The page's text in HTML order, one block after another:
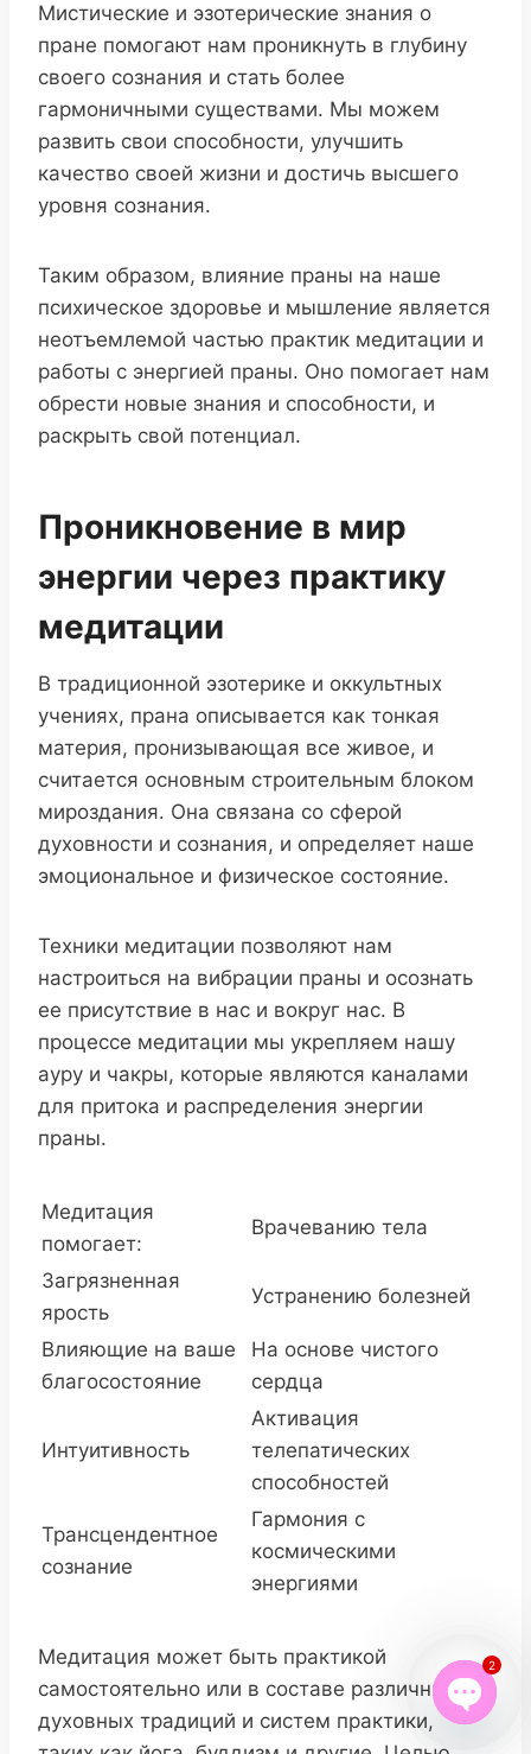
Мистические и эзотерические знания о
пране помогают нам проникнуть в глубину
своего сознания и стать более
гармоничными существами. Мы можем
развить свои способности, улучшить
качество своей жизни и достичь высшего
уровня сознания.
Таким образом, влияние праны на наше
психическое здоровье и мышление является
неотъемлемой частью практик медитации и
работы с энергией праны. Оно помогает нам
обрести новые знания и способности, и
раскрыть свой потенциал.
Проникновение в мир
энергии через практику
медитации
В традиционной эзотерике и оккультных
учениях, прана описывается как тонкая
материя, пронизывающая все живое, и
считается основным строительным блоком
мироздания. Она связана со сферой
духовности и сознания, и определяет наше
эмоциональное и физическое состояние.
Техники медитации позволяют нам
настроиться на вибрации праны и осознать
ее присутствие в нас и вокруг нас. В
процессе медитации мы укрепляем нашу
ауру и чакры, которые являются каналами
для притока и распределения энергии
праны.
Медитация
помогает:
Врачеванию тела
Загрязненная
ярость
Устранению болезней
Влияющие на ваше
благосостояние
На основе чистого
сердца
Интуитивность
Активация
телепатических
способностей
Трансцендентное
сознание
Гармония с
космическими
энергиями
Медитация может быть практикой
самостоятельно или в составе различных
духовных традиций и систем практики,
2